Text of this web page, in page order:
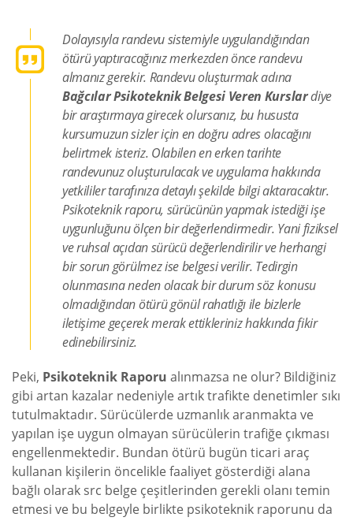
Dolayısıyla randevu sistemiyle uygulandığından
ötürü yaptıracağınız merkezden önce randevu
almanız gerekir. Randevu oluşturmak adına
Bağcılar Psikoteknik Belgesi Veren Kurslardiye
bir araştırmaya girecek olursanız, bu hususta
kursumuzun sizler için en doğru adres olacağını
belirtmek isteriz. Olabilen en erken tarihte
randevunuz oluşturulacak ve uygulama hakkında
yetkililer tarafınıza detaylı şekilde bilgi aktaracaktır.
Psikoteknik raporu, sürücünün yapmak istediği işe
uygunluğunu ölçen bir değerlendirmedir. Yani fiziksel
ve ruhsal açıdan sürücü değerlendirilir ve herhangi
bir sorun görülmez ise belgesi verilir. Tedirgin
olunmasına neden olacak bir durum söz konusu
olmadığından ötürü gönül rahatlığı ile bizlerle
iletişime geçerek merak ettikleriniz hakkında fikir
edinebilirsiniz.
Peki, Psikoteknik Raporu alınmazsa ne olur? Bildiğiniz
gibi artan kazalar nedeniyle artık trafikte denetimler sıkı
tutulmaktadır. Sürücülerde uzmanlık aranmakta ve
yapılan işe uygun olmayan sürücülerin trafiğe çıkması
engellenmektedir. Bundan ötürü bugün ticari araç
kullanan kişilerin öncelikle faaliyet gösterdiği alana
bağlı olarak src belge çeşitlerinden gerekli olanı temin
etmesi ve bu belgeyle birlikte psikoteknik raporunu da